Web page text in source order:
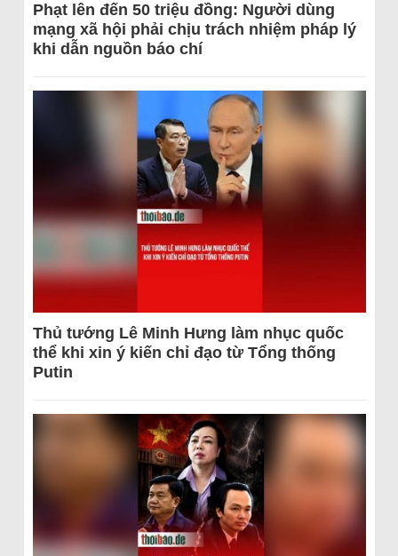
Phạt lên đến 50 triệu đồng: Người dùng
mạng xã hội phải chịu trách nhiệm pháp lý
khi dẫn nguồn báo chí
Thủ tướng Lê Minh Hưng làm nhục quốc
thể khi xin ý kiến chỉ đạo từ Tổng thống
Putin